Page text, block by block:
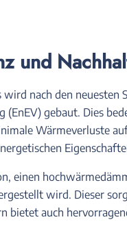
und
nach den neuesten
(EnEV) gebaut. Dies
Wärmeverluste
einen
wird. Dieser
bietet auch